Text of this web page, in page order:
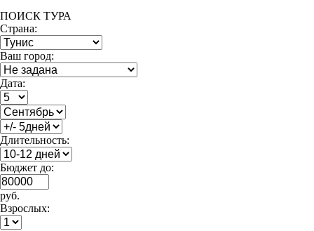
ПОИСК ТУРА
Страна:
Ваш город:
Дата:
Длительность:
Бюджет до:
руб.
Взрослых: